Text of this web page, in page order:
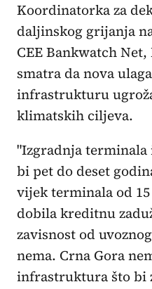
Koordinatorka za
daljinskog grijanja
CEE Bankwatch
smatra da nova
infrastrukturu
klimatskih ciljeva.
"Izgradnja
bi pet do deset
vijek terminala od
dobila kreditnu
zavisnost od
nema. Crna Gora
infrastruktura što bi